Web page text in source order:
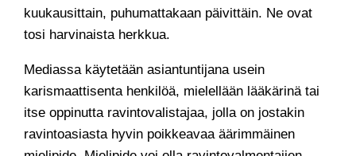
kuukausittain, puhumattakaan päivittäin. Ne ovat
tosi harvinaista herkkua.
Mediassa käytetään asiantuntijana usein
karismaattisenta henkilöä, mielellään lääkärinä tai
itse oppinutta ravintovalistajaa, jolla on jostakin
ravintoasiasta hyvin poikkeavaa äärimmäinen